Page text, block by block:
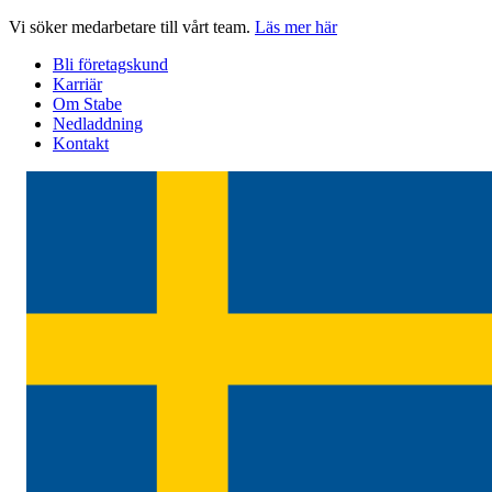
Hoppa
innehåll
Vi söker medarbetare till vårt team. Läs mer här
Bli företagskund
Karriär
Om Stabe
Nedladdning
Kontakt